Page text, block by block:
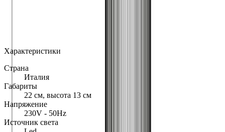
Характеристики
Страна
Италия
Габариты
22 см, высота 13 см
Напряжение
230V - 50Hz
Источник света